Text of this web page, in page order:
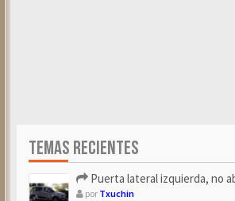
TEMAS RECIENTES
Puerta lateral izquierda, no abre
por Txuchin